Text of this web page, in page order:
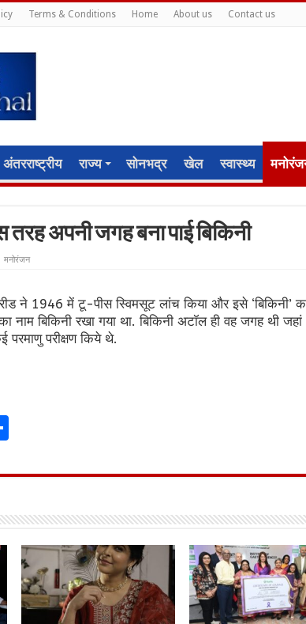
Terms & Conditions Home About us Contact us
अंतरराष्ट्रीय राज्य सोनभद्र खेल स्वास्थ्य
तरह अपनी जगह बना पाई बिकिनी
मनोरंजन
ने 1946 में टू-पीस स्विमसूट लांच किया और इसे ‘बिकिनी’
नाम बिकिनी रखा गया था. बिकिनी अटॉल ही वह जगह थी जहां
परीक्षण किये थे.
S
ar